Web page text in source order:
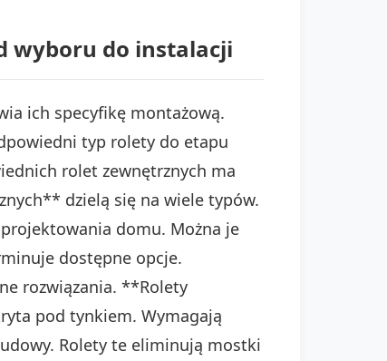
wyboru do instalacji
ich specyfikę montażową.
typ rolety do etapu
rolet zewnętrznych ma
dzielą się na wiele typów.
domu. Można je
dostępne opcje.
rozwiązania. **Rolety
pod tynkiem. Wymagają
Rolety te eliminują mostki